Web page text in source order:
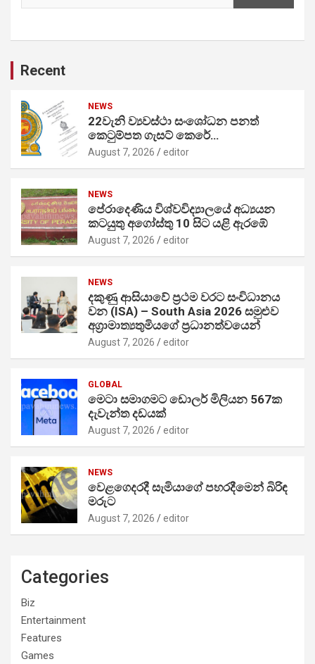
Recent
NEWS
22වැනි ව්‍යවස්ථා සංශෝධන පනත්
කෙටුම්පත ගැසට් කෙරේ…
August 7, 2026 editor
NEWS
පේරාදෙණිය විශ්වවිද්‍යාලයේ අධ්‍යයන
කටයුතු අගෝස්තු 10 සිට යළි ඇරඹේ
August 7, 2026 editor
NEWS
දකුණු ආසියාවේ ප්‍රථම වරට සංවිධානය
වන (ISA) – South Asia 2026 සමුළුව
අග්‍රාමාත්‍යතුමියගේ ප්‍රධානත්වයෙන්
August 7, 2026 editor
GLOBAL
මෙටා සමාගමට ඩොලර් මිලියන 567ක
දැවැන්ත දඩයක්
August 7, 2026 editor
NEWS
වෙළගෙදරදී සැමියාගේ පහරදීමෙන් බිරිඳ
මරුට
August 7, 2026 editor
Categories
Biz
Entertainment
Features
Games